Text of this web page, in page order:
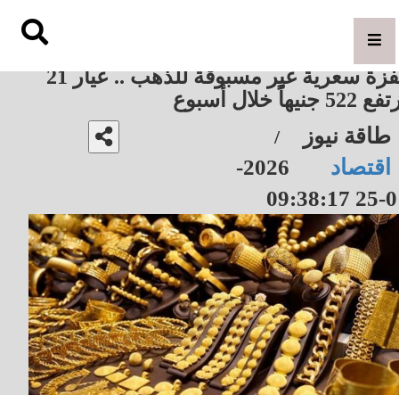
قفزة سعرية غير مسبوقة للذهب .. عيار 21
جنيهاً خلال أسبوع
طاقة نيوز /
اقتصاد
2026-
01-25